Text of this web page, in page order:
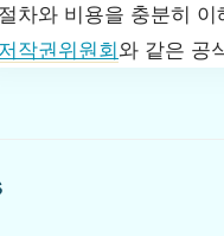
절차와 비용을 충분히
저작권위원회와 같은 공